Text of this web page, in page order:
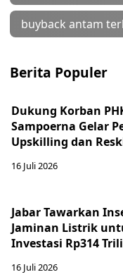
buyback antam
Berita Populer
Dukung Korban
Sampoerna Gelar
Upskilling dan
16 Juli 2026
Jabar Tawarkan
Jaminan Listrik
Investasi Rp314
16 Juli 2026